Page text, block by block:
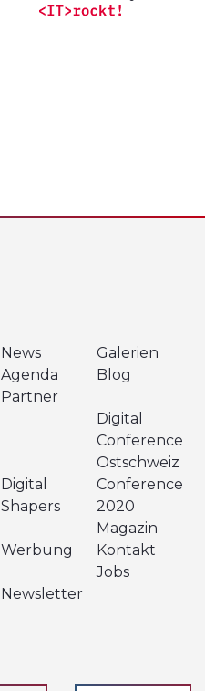
News
Galerien
Agenda
Blog
Partner
Digital
Conference
Ostschweiz
Digital
Shapers
Conference
2020
Werbung
Magazin
Kontakt
Newsletter
Jobs